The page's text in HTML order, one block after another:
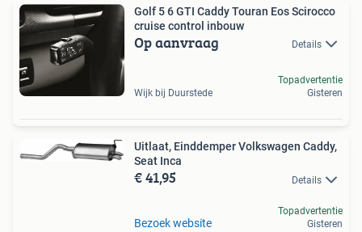
Golf 5 6 GTI Caddy Touran Eos Scirocco
cruise control inbouw
Op aanvraag Details
Wijk bij Duurstede
Topadvertentie
Gisteren
Uitlaat, Einddemper Volkswagen Caddy,
Seat Inca
€ 41,95 Details
Bezoek website
Topadvertentie
Gisteren